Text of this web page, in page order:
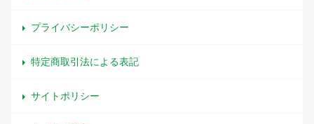
プライバシーポリシー
特定商取引法による表記
サイトポリシー